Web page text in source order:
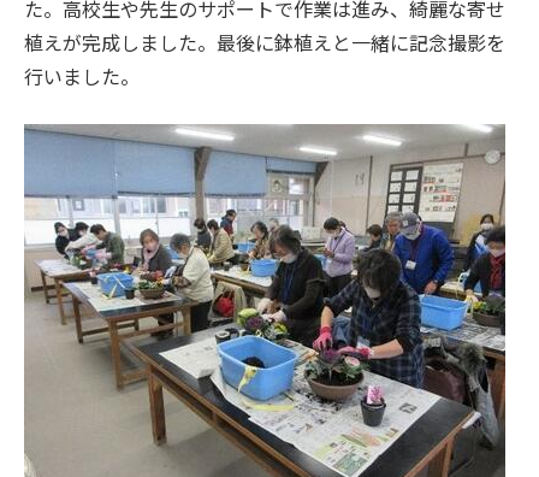
た。高校生や先生のサポートで作業は進み、綺麗な寄せ
植えが完成しました。最後に鉢植えと一緒に記念撮影を
行いました。